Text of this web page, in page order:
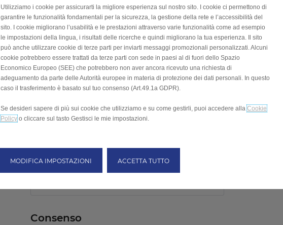
E-mail *
Numero di telefono *
C.A.P. *
Trova il tuo concessionario *
Consenso
Utilizziamo i cookie per assicurarti la migliore esperienza sul nostro sito. I cookie ci permettono di
garantire le funzionalità fondamentali per la sicurezza, la gestione della rete e l’accessibilità del
sito. I cookie migliorano l’usabilità e le prestazioni attraverso varie funzionalità come ad esempio
le impostazioni della lingua, i risultati delle ricerche e quindi migliorano la tua esperienza. Il sito
può anche utilizzare cookie di terze parti per inviarti messaggi promozionali personalizzati. Alcuni
cookie potrebbero essere trattati da terze parti con sede in paesi al di fuori dello Spazio
Economico Europeo (SEE) che potrebbero non aver ancora ricevuto una richiesta di
adeguamento da parte delle Autorità europee in materia di protezione dei dati personali. In questo
caso il trasferimento è basato sul tuo consenso (Art.49.1a GDPR).
Se desideri sapere di più sui cookie che utilizziamo e su come gestirli, puoi accedere allaCookie
Policyo cliccare sul tasto Gestisci le mie impostazioni.
MODIFICA IMPOSTAZIONI ACCETTA TUTTO